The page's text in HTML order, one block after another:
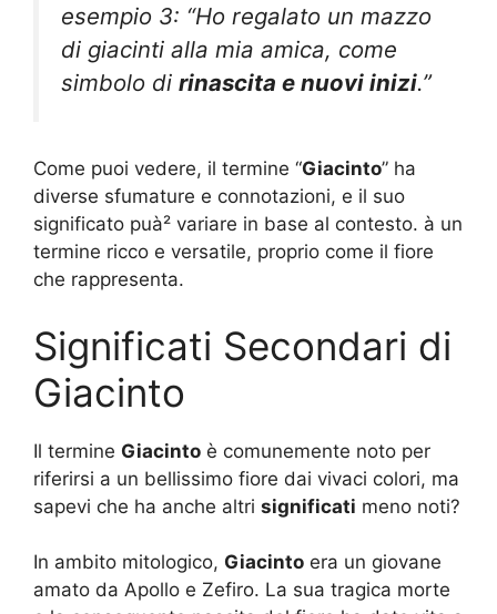
esempio 3: “Ho regalato un mazzo
di giacinti alla mia amica, come
simbolo di rinascita e nuovi inizi.”
Come puoi vedere, il termine “Giacinto” ha
diverse sfumature e connotazioni, e il suo
significato puà² variare in base al contesto. à un
termine ricco e versatile, proprio come il fiore
che rappresenta.
Significati Secondari di
Giacinto
Il termine Giacinto è comunemente noto per
riferirsi a un bellissimo fiore dai vivaci colori, ma
sapevi che ha anche altri significati meno noti?
In ambito mitologico, Giacinto era un giovane
amato da Apollo e Zefiro. La sua tragica morte